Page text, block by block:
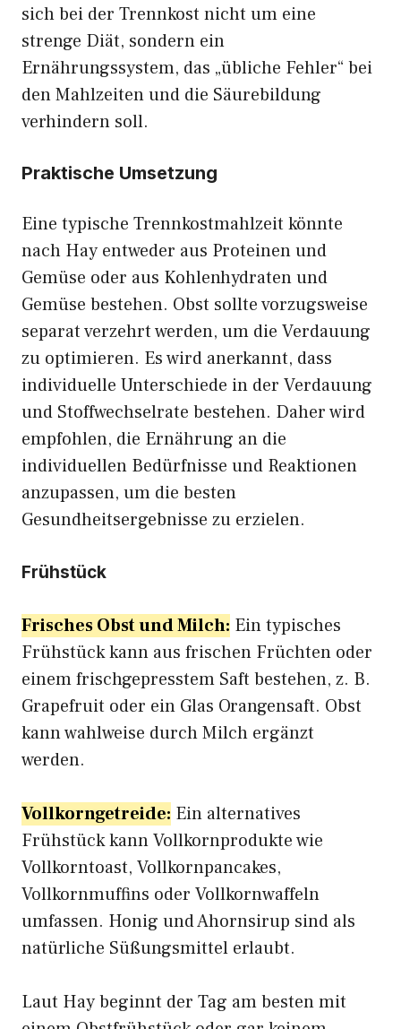
sich bei der Trennkost nicht um eine
strenge Diät, sondern ein
Ernährungssystem, das „übliche Fehler“ bei
den Mahlzeiten und die Säurebildung
verhindern soll.
Praktische Umsetzung
Eine typische Trennkostmahlzeit könnte
nach Hay entweder aus Proteinen und
Gemüse oder aus Kohlenhydraten und
Gemüse bestehen. Obst sollte vorzugsweise
separat verzehrt werden, um die Verdauung
zu optimieren. Es wird anerkannt, dass
individuelle Unterschiede in der Verdauung
und Stoffwechselrate bestehen. Daher wird
empfohlen, die Ernährung an die
individuellen Bedürfnisse und Reaktionen
anzupassen, um die besten
Gesundheitsergebnisse zu erzielen.
Frühstück
Frisches Obst und Milch: Ein typisches
Frühstück kann aus frischen Früchten oder
einem frischgepresstem Saft bestehen, z. B.
Grapefruit oder ein Glas Orangensaft. Obst
kann wahlweise durch Milch ergänzt
werden.
Vollkorngetreide: Ein alternatives
Frühstück kann Vollkornprodukte wie
Vollkorntoast, Vollkornpancakes,
Vollkornmuffins oder Vollkornwaffeln
umfassen. Honig und Ahornsirup sind als
natürliche Süßungsmittel erlaubt.
Laut Hay beginnt der Tag am besten mit